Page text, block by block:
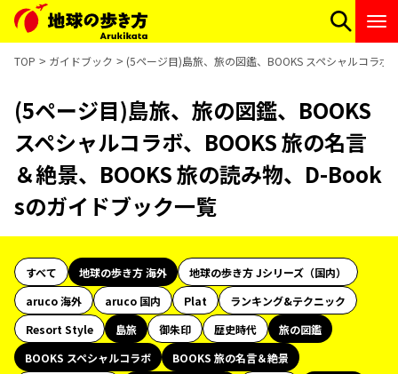
TOP ガイドブック (5ページ目)島旅、旅の図鑑、BOOKS スペシャルコラ
(5ページ目)島旅、旅の図鑑、BOOKS
スペシャルコラボ、BOOKS 旅の名言
＆絶景、BOOKS 旅の読み物、D-Book
sのガイドブック一覧
すべて 地球の歩き方 海外
地球の歩き方 Jシリーズ（国内）
aruco 海外
aruco 国内 Plat
ランキング&テクニック
Resort Style
島旅 御朱印 歴史時代
旅の図鑑
BOOKS スペシャルコラボ
BOOKS 旅の名言＆絶景